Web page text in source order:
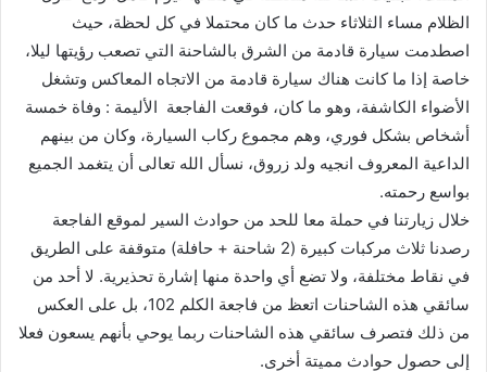
الظلام مساء الثلاثاء حدث ما كان محتملا في كل لحظة، حيث
اصطدمت سيارة قادمة من الشرق بالشاحنة التي تصعب رؤيتها ليلا،
خاصة إذا ما كانت هناك سيارة قادمة من الاتجاه المعاكس وتشغل
الأضواء الكاشفة، وهو ما كان، فوقعت الفاجعة الأليمة : وفاة خمسة
أشخاص بشكل فوري، وهم مجموع ركاب السيارة، وكان من بينهم
الداعية المعروف انجيه ولد زروق، نسأل الله تعالى أن يتغمد الجميع
بواسع رحمته.
خلال زيارتنا في حملة معا للحد من حوادث السير لموقع الفاجعة
رصدنا ثلاث مركبات كبيرة (2 شاحنة + حافلة) متوقفة على الطريق
في نقاط مختلفة، ولا تضع أي واحدة منها إشارة تحذيرية. لا أحد من
سائقي هذه الشاحنات اتعظ من فاجعة الكلم 102، بل على العكس
من ذلك فتصرف سائقي هذه الشاحنات ربما يوحي بأنهم يسعون فعلا
إلى حصول حوادث مميتة أخرى.